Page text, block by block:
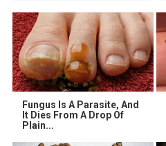
Fungus Is A Parasite, And
It Dies From A Drop Of
Plain...